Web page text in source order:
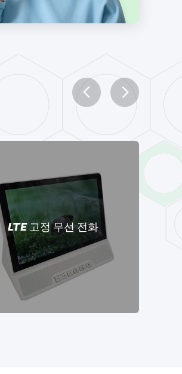
LTE 고정 무선 전화